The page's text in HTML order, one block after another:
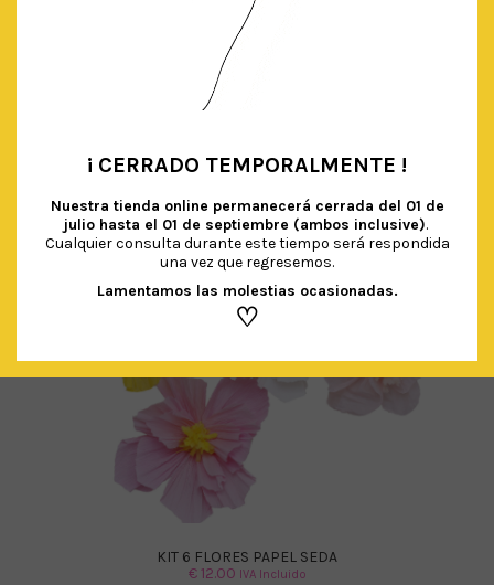
KIT 6 FLORES PAPEL SEDA
€12.00 IVA Incluido
¡ CERRADO TEMPORALMENTE !
Nuestra tienda online permanecerá cerrada del 01 de
julio hasta el 01 de septiembre (ambos inclusive).
Cualquier consulta durante este tiempo será respondida
una vez que regresemos.
Lamentamos las molestias ocasionadas.
♡